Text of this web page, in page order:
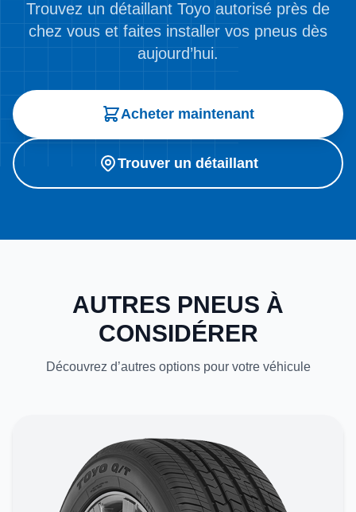
Trouvez un détaillant Toyo autorisé près de
chez vous et faites installer vos pneus dès
aujourd’hui.
Acheter maintenant
Trouver un détaillant
AUTRES PNEUS À
CONSIDÉRER
Découvrez d’autres options pour votre véhicule